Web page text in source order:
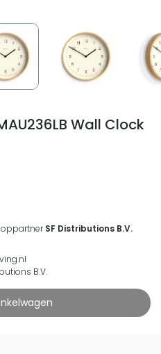
Wall Clock
SF Distributions B.V.
B.V.